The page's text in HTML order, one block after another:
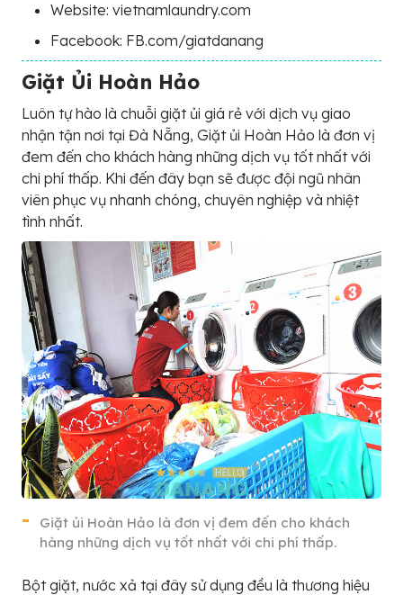
Website: vietnamlaundry.com
Facebook: FB.com/giatdanang
Giặt Ủi Hoàn Hảo
Luôn tự hào là chuỗi giặt ủi giá rẻ với dịch vụ giao
nhận tận nơi tại Đà Nẵng, Giặt ủi Hoàn Hảo là đơn vị
đem đến cho khách hàng những dịch vụ tốt nhất với
chi phí thấp. Khi đến đây bạn sẽ được đội ngũ nhân
viên phục vụ nhanh chóng, chuyên nghiệp và nhiệt
tình nhất.
Giặt ủi Hoàn Hảo là đơn vị đem đến cho khách
hàng những dịch vụ tốt nhất với chi phí thấp.
Bột giặt, nước xả tại đây sử dụng đều là thương hiệu